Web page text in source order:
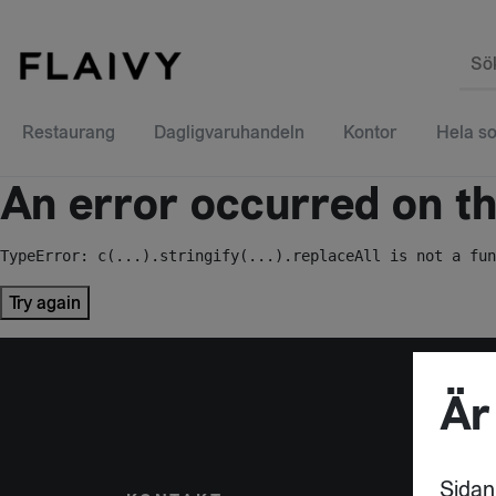
Restaurang Dagligvaruhandeln Kontor Hela
An error occurred on
TypeError: c(...).stringify(...).replaceAll is not a
Try again